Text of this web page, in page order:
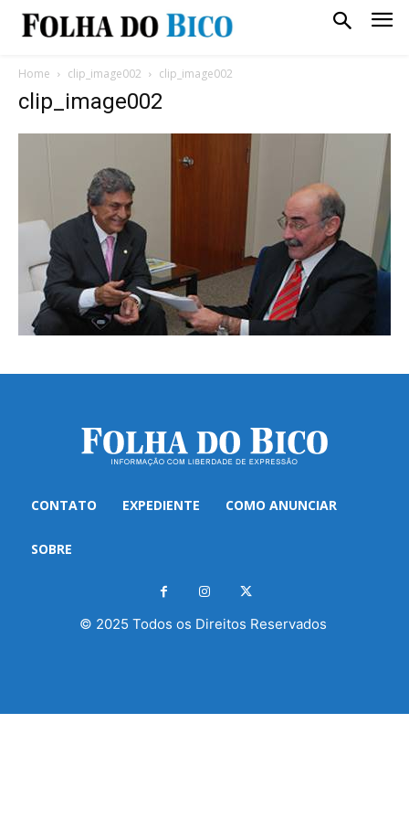
Home clip_image002 clip_image002
clip_image002
CONTATO EXPEDIENTE COMO ANUNCIAR
SOBRE
© 2025 Todos os Direitos Reservados